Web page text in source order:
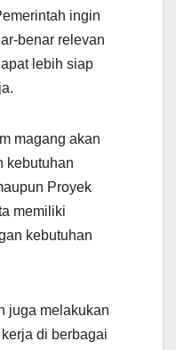
ingin
benar relevan
lebih siap
magang akan
kebutuhan
Proyek
memiliki
kebutuhan
juga melakukan
di berbagai